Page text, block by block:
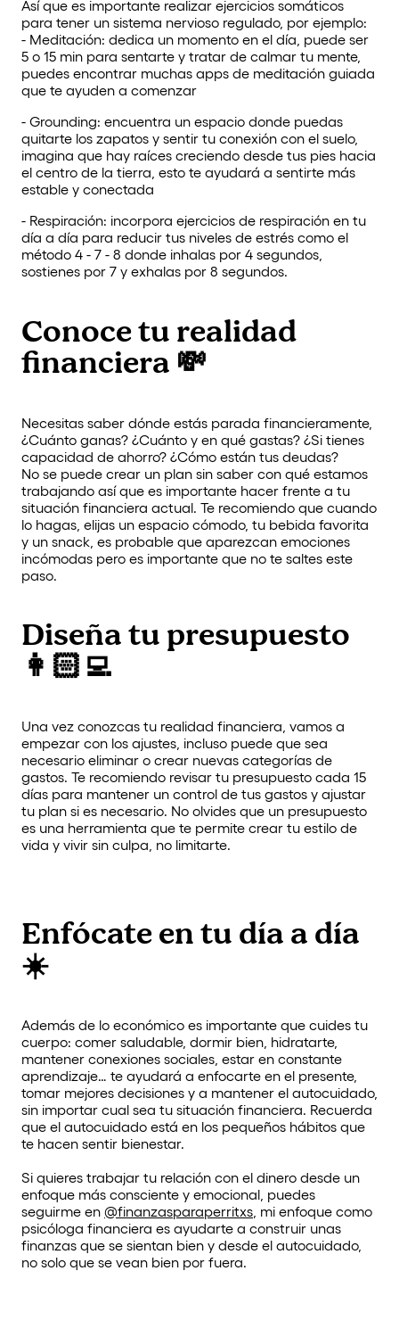
Así que es importante realizar ejercicios somáticos
para tener un sistema nervioso regulado, por ejemplo:
- Meditación: dedica un momento en el día, puede ser
5 o 15 min para sentarte y tratar de calmar tu mente,
puedes encontrar muchas apps de meditación guiada
que te ayuden a comenzar
- Grounding: encuentra un espacio donde puedas
quitarte los zapatos y sentir tu conexión con el suelo,
imagina que hay raíces creciendo desde tus pies hacia
el centro de la tierra, esto te ayudará a sentirte más
estable y conectada
- Respiración: incorpora ejercicios de respiración en tu
día a día para reducir tus niveles de estrés como el
método 4 - 7 - 8 donde inhalas por 4 segundos,
sostienes por 7 y exhalas por 8 segundos.
Conoce tu realidad
financiera 💸
Necesitas saber dónde estás parada financieramente,
¿Cuánto ganas? ¿Cuánto y en qué gastas? ¿Si tienes
capacidad de ahorro? ¿Cómo están tus deudas?
No se puede crear un plan sin saber con qué estamos
trabajando así que es importante hacer frente a tu
situación financiera actual. Te recomiendo que cuando
lo hagas, elijas un espacio cómodo, tu bebida favorita
y un snack, es probable que aparezcan emociones
incómodas pero es importante que no te saltes este
paso.
Diseña tu presupuesto
👩🏻‍💻
Una vez conozcas tu realidad financiera, vamos a
empezar con los ajustes, incluso puede que sea
necesario eliminar o crear nuevas categorías de
gastos. Te recomiendo revisar tu presupuesto cada 15
días para mantener un control de tus gastos y ajustar
tu plan si es necesario. No olvides que un presupuesto
es una herramienta que te permite crear tu estilo de
vida y vivir sin culpa, no limitarte.
Enfócate en tu día a día
☀️
Además de lo económico es importante que cuides tu
cuerpo: comer saludable, dormir bien, hidratarte,
mantener conexiones sociales, estar en constante
aprendizaje… te ayudará a enfocarte en el presente,
tomar mejores decisiones y a mantener el autocuidado,
sin importar cual sea tu situación financiera. Recuerda
que el autocuidado está en los pequeños hábitos que
te hacen sentir bienestar.
Si quieres trabajar tu relación con el dinero desde un
enfoque más consciente y emocional, puedes
seguirme en @finanzasparaperritxs , mi enfoque como
psicóloga financiera es ayudarte a construir unas
finanzas que se sientan bien y desde el autocuidado,
no solo que se vean bien por fuera.